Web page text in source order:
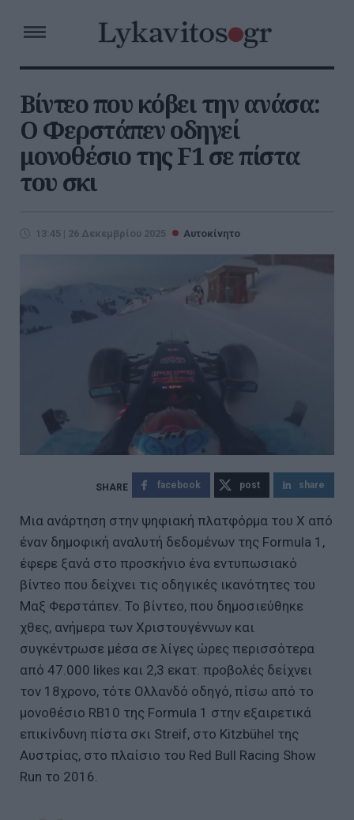
Βίντεο που κόβει την ανάσα:
Ο Φερστάπεν οδηγεί
μονοθέσιο της F1 σε πίστα
του σκι
13:45 | 26 Δεκεμβρίου 2025 Αυτοκίνητο
facebook post share
Μια ανάρτηση στην ψηφιακή πλατφόρμα του X από
έναν δημοφική αναλυτή δεδομένων της Formula 1,
έφερε ξανά στο προσκήνιο ένα εντυπωσιακό
βίντεο που δείχνει τις οδηγικές ικανότητες του
Μαξ Φερστάπεν. Το βίντεο, που δημοσιεύθηκε
χθες, ανήμερα των Χριστουγέννων και
συγκέντρωσε μέσα σε λίγες ώρες περισσότερα
από 47.000 likes και 2,3 εκατ. προβολές δείχνει
τον 18χρονο, τότε Ολλανδό οδηγό, πίσω από το
μονοθέσιο RB10 της Formula 1 στην εξαιρετικά
επικίνδυνη πίστα σκι Streif, στο Kitzbühel της
Αυστρίας, στο πλαίσιο του Red Bull Racing Show
Run το 2016.